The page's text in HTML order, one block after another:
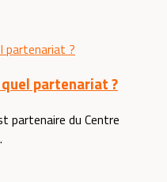
quel partenariat ?
partenaire du Centre